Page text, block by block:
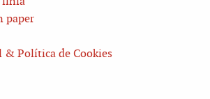
paper
& Política de Cookies